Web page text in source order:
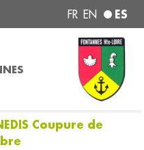
FR EN ES
Coupure de